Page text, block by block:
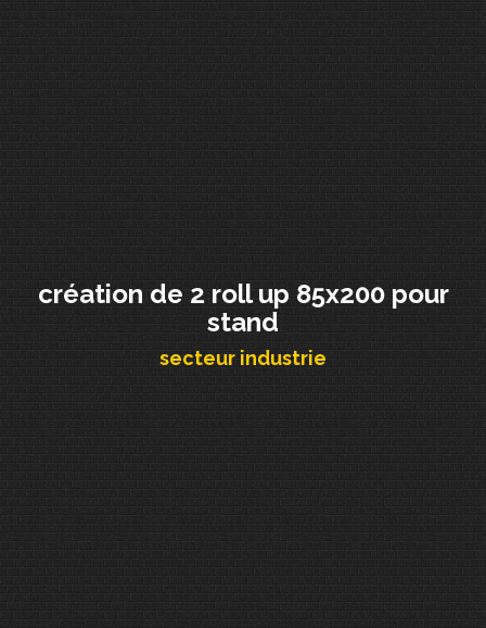
création de 2 roll up 85x200 pour
stand
secteur industrie